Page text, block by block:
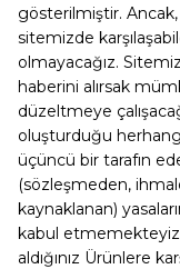
gösterilmiştir.
sitemizde
olmayacağız.
haberini alırsak
düzeltmeye
oluşturduğu
üçüncü bir tarafın
(sözleşmeden,
kaynaklanan)
kabul
aldığınız Ürünlere